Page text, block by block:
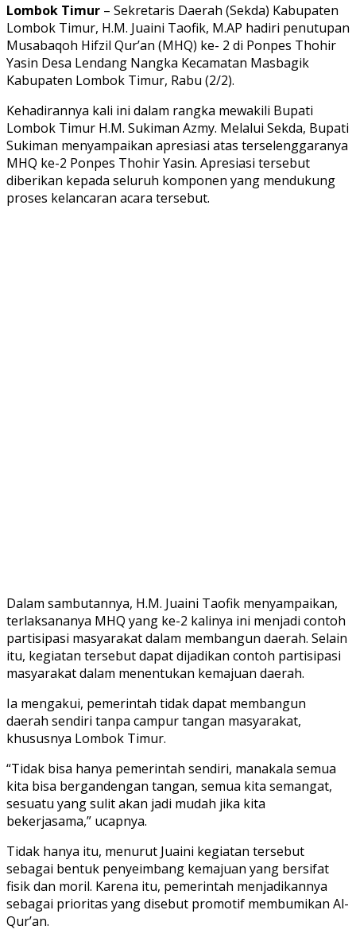
Lombok Timur – Sekretaris Daerah (Sekda) Kabupaten
Lombok Timur, H.M. Juaini Taofik, M.AP hadiri penutupan
Musabaqoh Hifzil Qur’an (MHQ) ke- 2 di Ponpes Thohir
Yasin Desa Lendang Nangka Kecamatan Masbagik
Kabupaten Lombok Timur, Rabu (2/2).
Kehadirannya kali ini dalam rangka mewakili Bupati
Lombok Timur H.M. Sukiman Azmy. Melalui Sekda, Bupati
Sukiman menyampaikan apresiasi atas terselenggaranya
MHQ ke-2 Ponpes Thohir Yasin. Apresiasi tersebut
diberikan kepada seluruh komponen yang mendukung
proses kelancaran acara tersebut.
Dalam sambutannya, H.M. Juaini Taofik menyampaikan,
terlaksananya MHQ yang ke-2 kalinya ini menjadi contoh
partisipasi masyarakat dalam membangun daerah. Selain
itu, kegiatan tersebut dapat dijadikan contoh partisipasi
masyarakat dalam menentukan kemajuan daerah.
Ia mengakui, pemerintah tidak dapat membangun
daerah sendiri tanpa campur tangan masyarakat,
khususnya Lombok Timur.
“Tidak bisa hanya pemerintah sendiri, manakala semua
kita bisa bergandengan tangan, semua kita semangat,
sesuatu yang sulit akan jadi mudah jika kita
bekerjasama,” ucapnya.
Tidak hanya itu, menurut Juaini kegiatan tersebut
sebagai bentuk penyeimbang kemajuan yang bersifat
fisik dan moril. Karena itu, pemerintah menjadikannya
sebagai prioritas yang disebut promotif membumikan Al-
Qur’an.